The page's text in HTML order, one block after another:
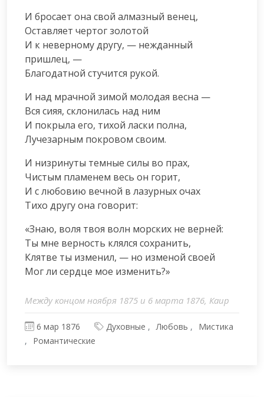
И бросает она свой алмазный венец,
Оставляет чертог золотой
И к неверному другу, — нежданный
пришлец, —
Благодатной стучится рукой.
И над мрачной зимой молодая весна —
Вся сияя, склонилась над ним
И покрыла его, тихой ласки полна,
Лучезарным покровом своим.
И низринуты темные силы во прах,
Чистым пламенем весь он горит,
И с любовию вечной в лазурных очах
Тихо другу она говорит:
«Знаю, воля твоя волн морских не верней:
Ты мне верность клялся сохранить,
Клятве ты изменил, — но изменой своей
Мог ли сердце мое изменить?»
Между концом ноября 1875 и 6 марта 1876, Каир
6 мар 1876 Духовные Любовь
Мистика
Романтические